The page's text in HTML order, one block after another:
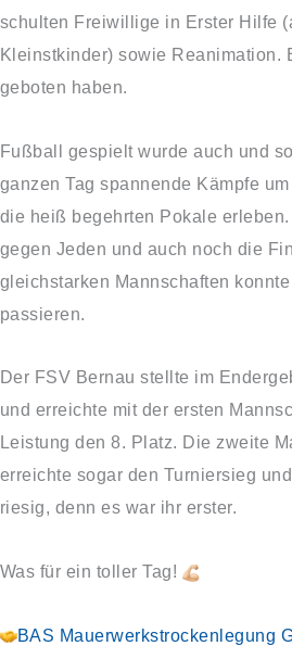
schulten Freiwillige in Erster Hilfe
Kleinstkinder) sowie Reanimation.
geboten haben.
Fußball gespielt wurde auch und
ganzen Tag spannende Kämpfe
die heiß begehrten Pokale
gegen Jeden und auch noch die
gleichstarken Mannschaften
passieren.
Der FSV Bernau stellte im
und erreichte mit der ersten
Leistung den 8. Platz. Die zweite
erreichte sogar den Turniersieg
riesig, denn es war ihr erster.
Was für ein toller Tag!
BAS Mauerwerkstrockenlegung